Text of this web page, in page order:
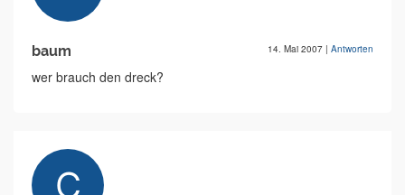
baum 14. Mai 2007 | Antworten
wer brauch den dreck?